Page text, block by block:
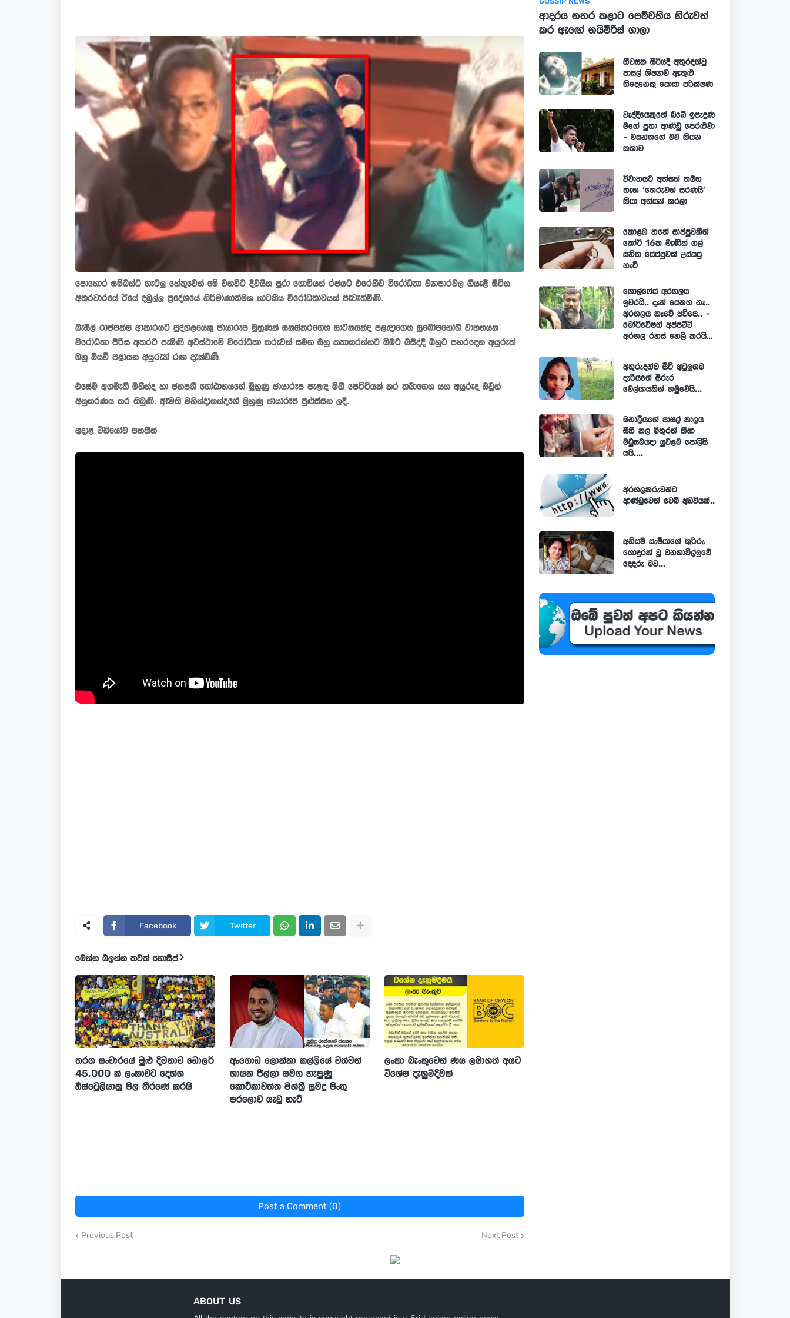
පොහොර සම්බන්ධ ගැටලු හේතුවෙන් මේ වනවිට දිවයින පුරා ගොවියන් රජයට එරෙහිව විරෝධතා ව්‍යාපාරවල නියැළි සිටින
අතරවාරයේ ඊයේ දඹුල්ල ප්‍රදේශයේ නිර්මාණාත්මක නාටකීය විරෝධතාවයක් පැවැත්විණි.
බැසිල් රාජපක්ෂ ආකාරයට පුද්ගලයෙකු ඡායාරූප මුහුණක් සකස්කරගෙන සාටකයක්ද පළඳාගෙන සුඛෝපභෝගී වාහනයක
විරෝධතා පිරිස අතරට පැමිණි අවස්ථාවේ විරෝධතා කරුවන් සමග ඔහු කතාකරන්නට බිමට බසිද්දී ඔහුට පහරදෙන අයුරුත්
ඔහු බියවී පළායන අයුරුත් රඟ දැක්විණි.
එසේම අගමැති මහින්ද හා ජනපති ගෝඨාභයගේ මුහුණු ඡායාරූප පැළඳ මිනී පෙට්ටියක් කර තබාගෙන යන අයුරුද ඔවුන්
අනුකරණය කර තිබුණි. ඇමති මහින්දානන්දගේ මුහුණු ඡායාරූප පුළුස්සන ලදි.
අදාළ වීඩියෝව පහතින්
Facebook Twitter
මෙන්න බලන්න තවත් ගොසිප්
තරග සංචාරයේ මුළු දීමනාව ඩොලර්
45,000 ක් ලංකාවට දෙන්න
ඕස්ට්‍රෙලියානු පිල තීරණේ කරයි
අංගොඩ ලොක්කා කල්ලියේ වත්මන්
නායක ජිල්ලා සමග හැපුණු
කොටිකාවත්ත මන්ත්‍රී සුමදු පිංතු
පරලොව යැවූ හැටි
ලංකා බැංකුවෙන් ණය ලබාගත් අයට
විශේෂ දැනුම්දීමක්
Post a Comment (0)
Previous Post Next Post
ආදරය නතර කළාට පෙම්වතිය නිරුවත්
කර ඇඟේ නයිමිරිස් ගාලා
නිවසක සිටියදී අතුරදන්වූ
පාසල් ශිෂ්‍යාව ඇතුළු
තිදෙනෙකු සොයා පරික්ෂණ
වැද්දියෙකුගේ බඩේ ඉපැදුණ
මගේ පුතා ආණ්ඩු පෙරළුවා
- වසන්තගේ මව කියන
කතාව
විවාහයට අත්සන් තබන
තැන ‘තෙරුවන් සරණයි’
කියා අත්සන් කරලා
කොළඹ හතේ සාප්පුවකින්
කෝටි 16ක මැණික් ගල්
සහිත සේප්පුවක් උස්සපු
හැටි
ගොල්ෆේස් අරගලය
ඉවරයි.. දැන් සෙනග නෑ..
අරගලය කෑවේ ජවිපෙ.. -
මෝටිවේෂන් අප්පච්චි
අරගල රහස් හෙලි කරයි…
අතුරුදන්ව සිටි අටුලුගම
දැරියගේ සිරුර
වෙල්යායකින් හමුවෙයි...
මනාලියගේ පාසල් කාලය
සිහි කල මිතුරන් නිසා
මධුසමයදා යුවළම පොලිසි
යයි....
අරගලකරුවන්ට
ආණ්ඩුවෙන් වෙබ් අඩවියක්..
අනියම් සැමියාගේ කුරිරු
ගොදුරක් වූ වනතාවිල්ලුවේ
දෙදරු මව...
ABOUT US